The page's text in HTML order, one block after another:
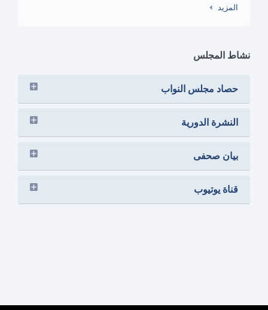
المزيد
نشاط المجلس
حصاد مجلس النواب
النشرة الدورية
بيان صحفى
قناة يوتيوب